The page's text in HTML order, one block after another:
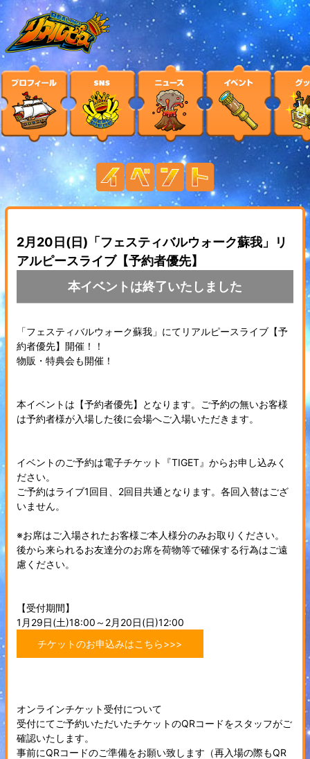
2月20日(日)「フェスティバルウォーク蘇我」リ
アルピースライブ【予約者優先】
本イベントは終了いたしました
「フェスティバルウォーク蘇我」にてリアルピースライブ【予
約者優先】開催！！
物販・特典会も開催！
本イベントは【予約者優先】となります。ご予約の無いお客様
は予約者様が入場した後に会場へご入場いただきます。
イベントのご予約は電子チケット『TIGET』からお申し込みく
ださい。
ご予約はライブ1回目、2回目共通となります。各回入替はござ
いません。
※お席はご入場されたお客様ご本人様分のみお取りください。
後から来られるお友達分のお席を荷物等で確保する行為はご遠
慮ください。
【受付期間】
1月29日(土)18:00～2月20日(日)12:00
チケットのお申込みはこちら>>>
オンラインチケット受付について
受付にてご予約いただいたチケットのQRコードをスタッフがご
確認いたします。
事前にQRコードのご準備をお願い致します（再入場の際もQR